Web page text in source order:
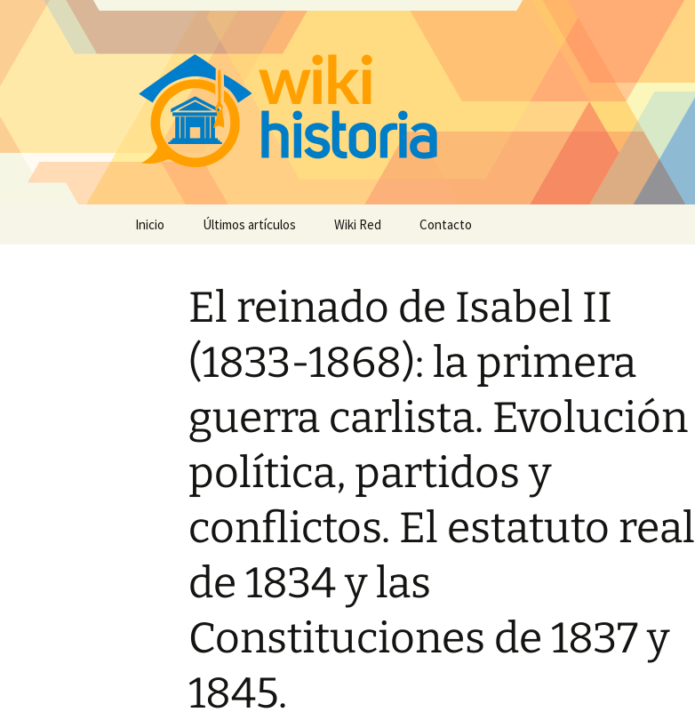
Inicio Últimos artículos Wiki Red Contacto
El reinado de Isabel II
(1833-1868): la primera
guerra carlista. Evolución
política, partidos y
conflictos. El estatuto real
de 1834 y las
Constituciones de 1837 y
1845.